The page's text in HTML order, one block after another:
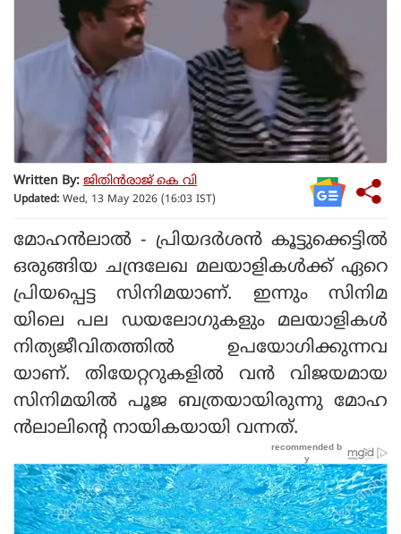
Written By: ജിതിൻരാജ് കെ വി
Updated: Wed, 13 May 2026 (16:03 IST)
മോഹന്‍ലാല്‍ - പ്രിയദര്‍ശന്‍ കൂട്ടുക്കെട്ടില്‍
ഒരുങ്ങിയ ചന്ദ്രലേഖ മലയാളികള്‍ക്ക് ഏറെ
പ്രിയപ്പെട്ട സിനിമയാണ്. ഇന്നും സിനിമ
യിലെ പല ഡയലോഗുകളും മലയാളികള്‍
നിത്യജീവിതത്തില്‍ ഉപയോഗിക്കുന്നവ
യാണ്. തിയേറ്ററുകളില്‍ വന്‍ വിജയമായ
സിനിമയില്‍ പൂജ ബത്രയായിരുന്നു മോഹ
ന്‍ലാലിന്റെ നായികയായി വന്നത്.